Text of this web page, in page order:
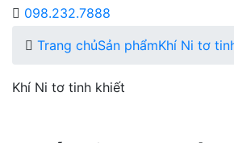
098.232.7888
Trang chủSản phẩmKhí Ni tơ
Khí Ni tơ tinh khiết